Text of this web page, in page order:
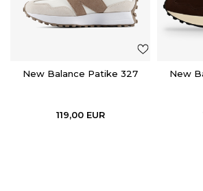
New Balance Patike 327
119,00 EUR
New